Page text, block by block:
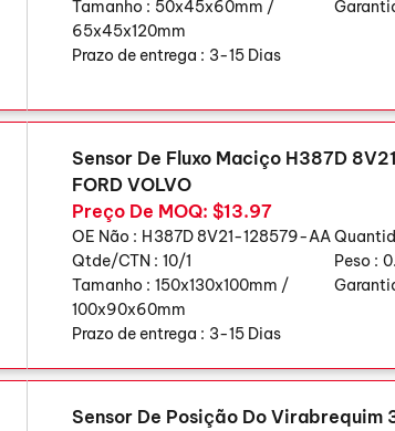
Tamanho : 50x45x60mm /
65x45x120mm
Prazo de entrega : 3-15 Dias
Sensor De Fluxo Maciço H387D
FORD VOLVO
Preço De MOQ: $13.97
OE Não : H387D 8V21-128579-AA
Qtde/CTN : 10/1 Peso :
Tamanho : 150x130x100mm /
100x90x60mm
Prazo de entrega : 3-15 Dias
Sensor De Posição Do Virabrequim